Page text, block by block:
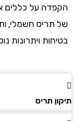
על כללים אלו
תריס חשמלי,
ויתרונות
תריס